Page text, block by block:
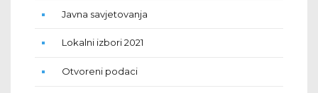
Javna savjetovanja
Lokalni izbori 2021
Otvoreni podaci